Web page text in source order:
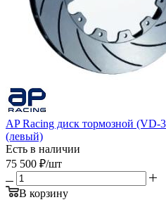
AP Racing диск тормозной (VD-
(левый)
Есть в наличии
75 500 ₽/шт
В корзину